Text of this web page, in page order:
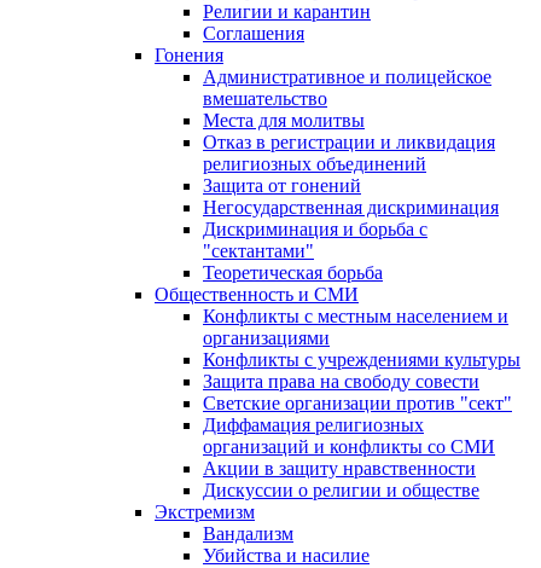
Религии и карантин
Соглашения
Гонения
Административное и полицейское
вмешательство
Места для молитвы
Отказ в регистрации и ликвидация
религиозных объединений
Защита от гонений
Негосударственная дискриминация
Дискриминация и борьба с
"сектантами"
Теоретическая борьба
Общественность и СМИ
Конфликты с местным населением и
организациями
Конфликты с учреждениями культуры
Защита права на свободу совести
Светские организации против "сект"
Диффамация религиозных
организаций и конфликты со СМИ
Акции в защиту нравственности
Дискуссии о религии и обществе
Экстремизм
Вандализм
Убийства и насилие